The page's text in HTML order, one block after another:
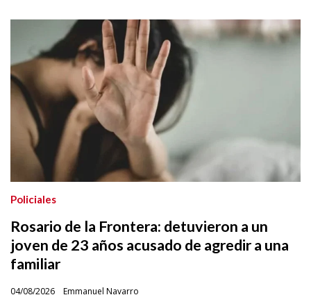
Rosario de la Frontera: detuvieron a un
joven de 23 años acusado de agredir a una
familiar
Emmanuel Navarro
Policiales
04/08/2026